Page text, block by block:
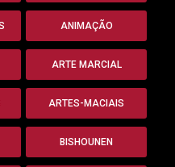
ANIMAÇÃO
ARTE MARCIAL
ARTES-MACIAIS
BISHOUNEN